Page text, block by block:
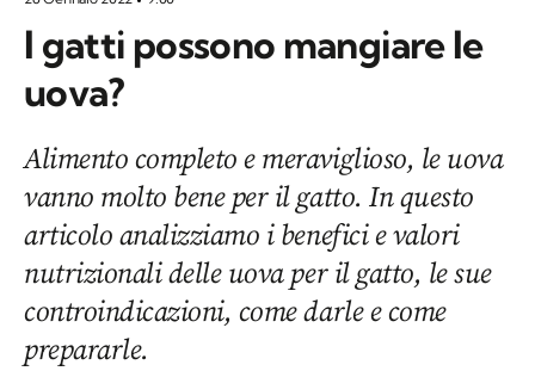
I gatti possono mangiare le
uova?
Alimento completo e meraviglioso, le uova
vanno molto bene per il gatto. In questo
articolo analizziamo i benefici e valori
nutrizionali delle uova per il gatto, le sue
controindicazioni, come darle e come
prepararle.